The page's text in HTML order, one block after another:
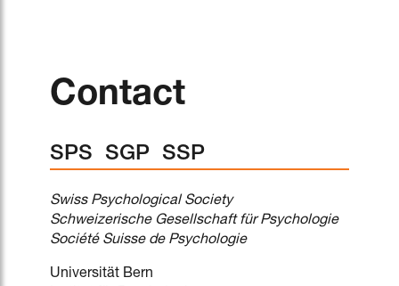
Contact
SPS SGP SSP
Swiss Psychological Society
Schweizerische Gesellschaft für Psychologie
Société Suisse de Psychologie
Universität Bern